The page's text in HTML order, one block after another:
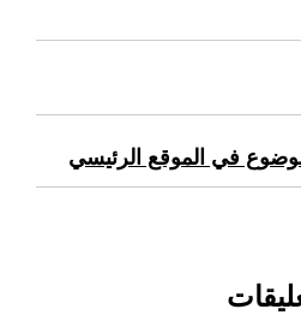
في الموقع الرئيسي